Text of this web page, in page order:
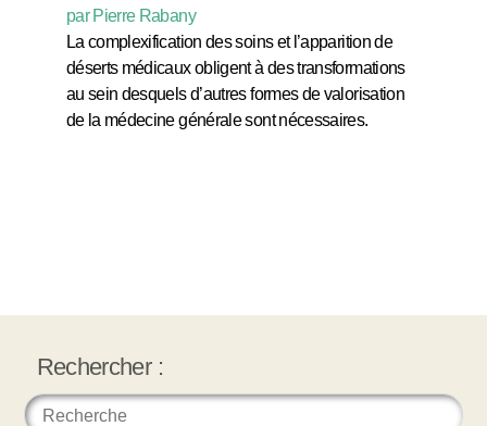
par Pierre Rabany
La complexification des soins et l’apparition de
déserts médicaux obligent à des transformations
au sein desquels d’autres formes de valorisation
de la médecine générale sont nécessaires.
Rechercher :